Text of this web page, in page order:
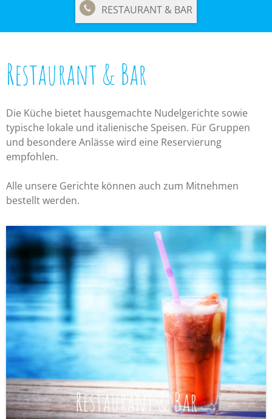
RESTAURANT & BAR
Restaurant & Bar
Die Küche bietet hausgemachte Nudelgerichte sowie
typische lokale und italienische Speisen. Für Gruppen
und besondere Anlässe wird eine Reservierung
empfohlen.
Alle unsere Gerichte können auch zum Mitnehmen
bestellt werden.
Restaurant & Bar